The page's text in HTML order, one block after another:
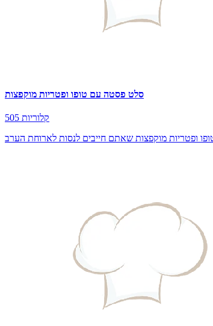
סלט פסטה עם טופו ופטריות מוקפצות
505 קלוריות
ופטריות מוקפצות שאתם חייבים לנסות לארוחת הערב